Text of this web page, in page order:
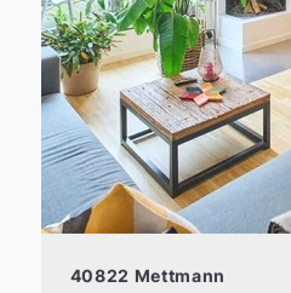
40822 Mettmann